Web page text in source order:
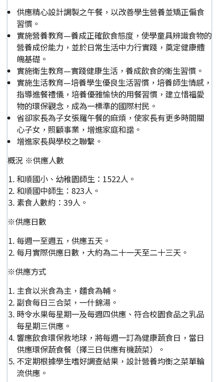
供應精心設計調製之午餐，以改善學生營養並矯正偏食
習慣。
實施營養教育—養成正確飲食態度，使學童具辨識食物的
營養成份能力，並於日常生活中力行實踐，奠定健康體
魄基礎。
實施衛生教育—實踐健康生活，養成飲食的衛生習慣。
實施生活教育—培養學生優良生活習慣，培養師生情感，
指導進餐禮儀，培養優雅愉快的用餐習慣，建立惜福愛
物的環保觀念，成為一標準的國際村民。
省卻家長為子女張羅午餐的麻煩，使家長有更多時間關
心子女，照顧事業，增進家庭和諧。
增進家長與學校之聯繫。
概況 ※供應人數
和順國小、幼稚園師生：1522人。
和順國中師生：823人。
素食人數約：39人。
※供應日數
每週一至週五，供應五天。
每月實際供應日數，大約為二十一天至二十三天。
※供應方式
主食以米食為主，麵食為輔。
副食每日三合菜，一什錦湯。
時令水果每星期一及每週四供應、符合校園食品之乳品
每星期三供應。
響應飲食環保救地球，將每週一訂為健康蔬食日，當日
供應環保蔬食餐（擇三日供應有機蔬菜）。
不定期根據學生嗜好調查結果，設計營養均衡之菜單輪
流供應。